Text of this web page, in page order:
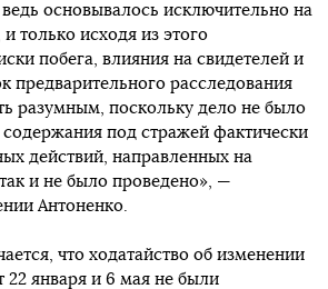
основывалось исключительно на
только исходя из этого
побега, влияния на свидетелей и
предварительного расследования
разумным, поскольку дело не было
под стражей фактически
действий, направленных на
и не было проведено», —
Антоненко.
что ходатайство об изменении
22 января и 6 мая не были